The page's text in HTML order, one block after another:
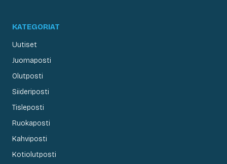
KATEGORIAT
Uutiset
Juomaposti
Olutposti
Siideriposti
Tisleposti
Ruokaposti
Kahviposti
Kotiolutposti